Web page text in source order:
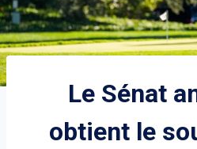
Le Sénat
obtient le